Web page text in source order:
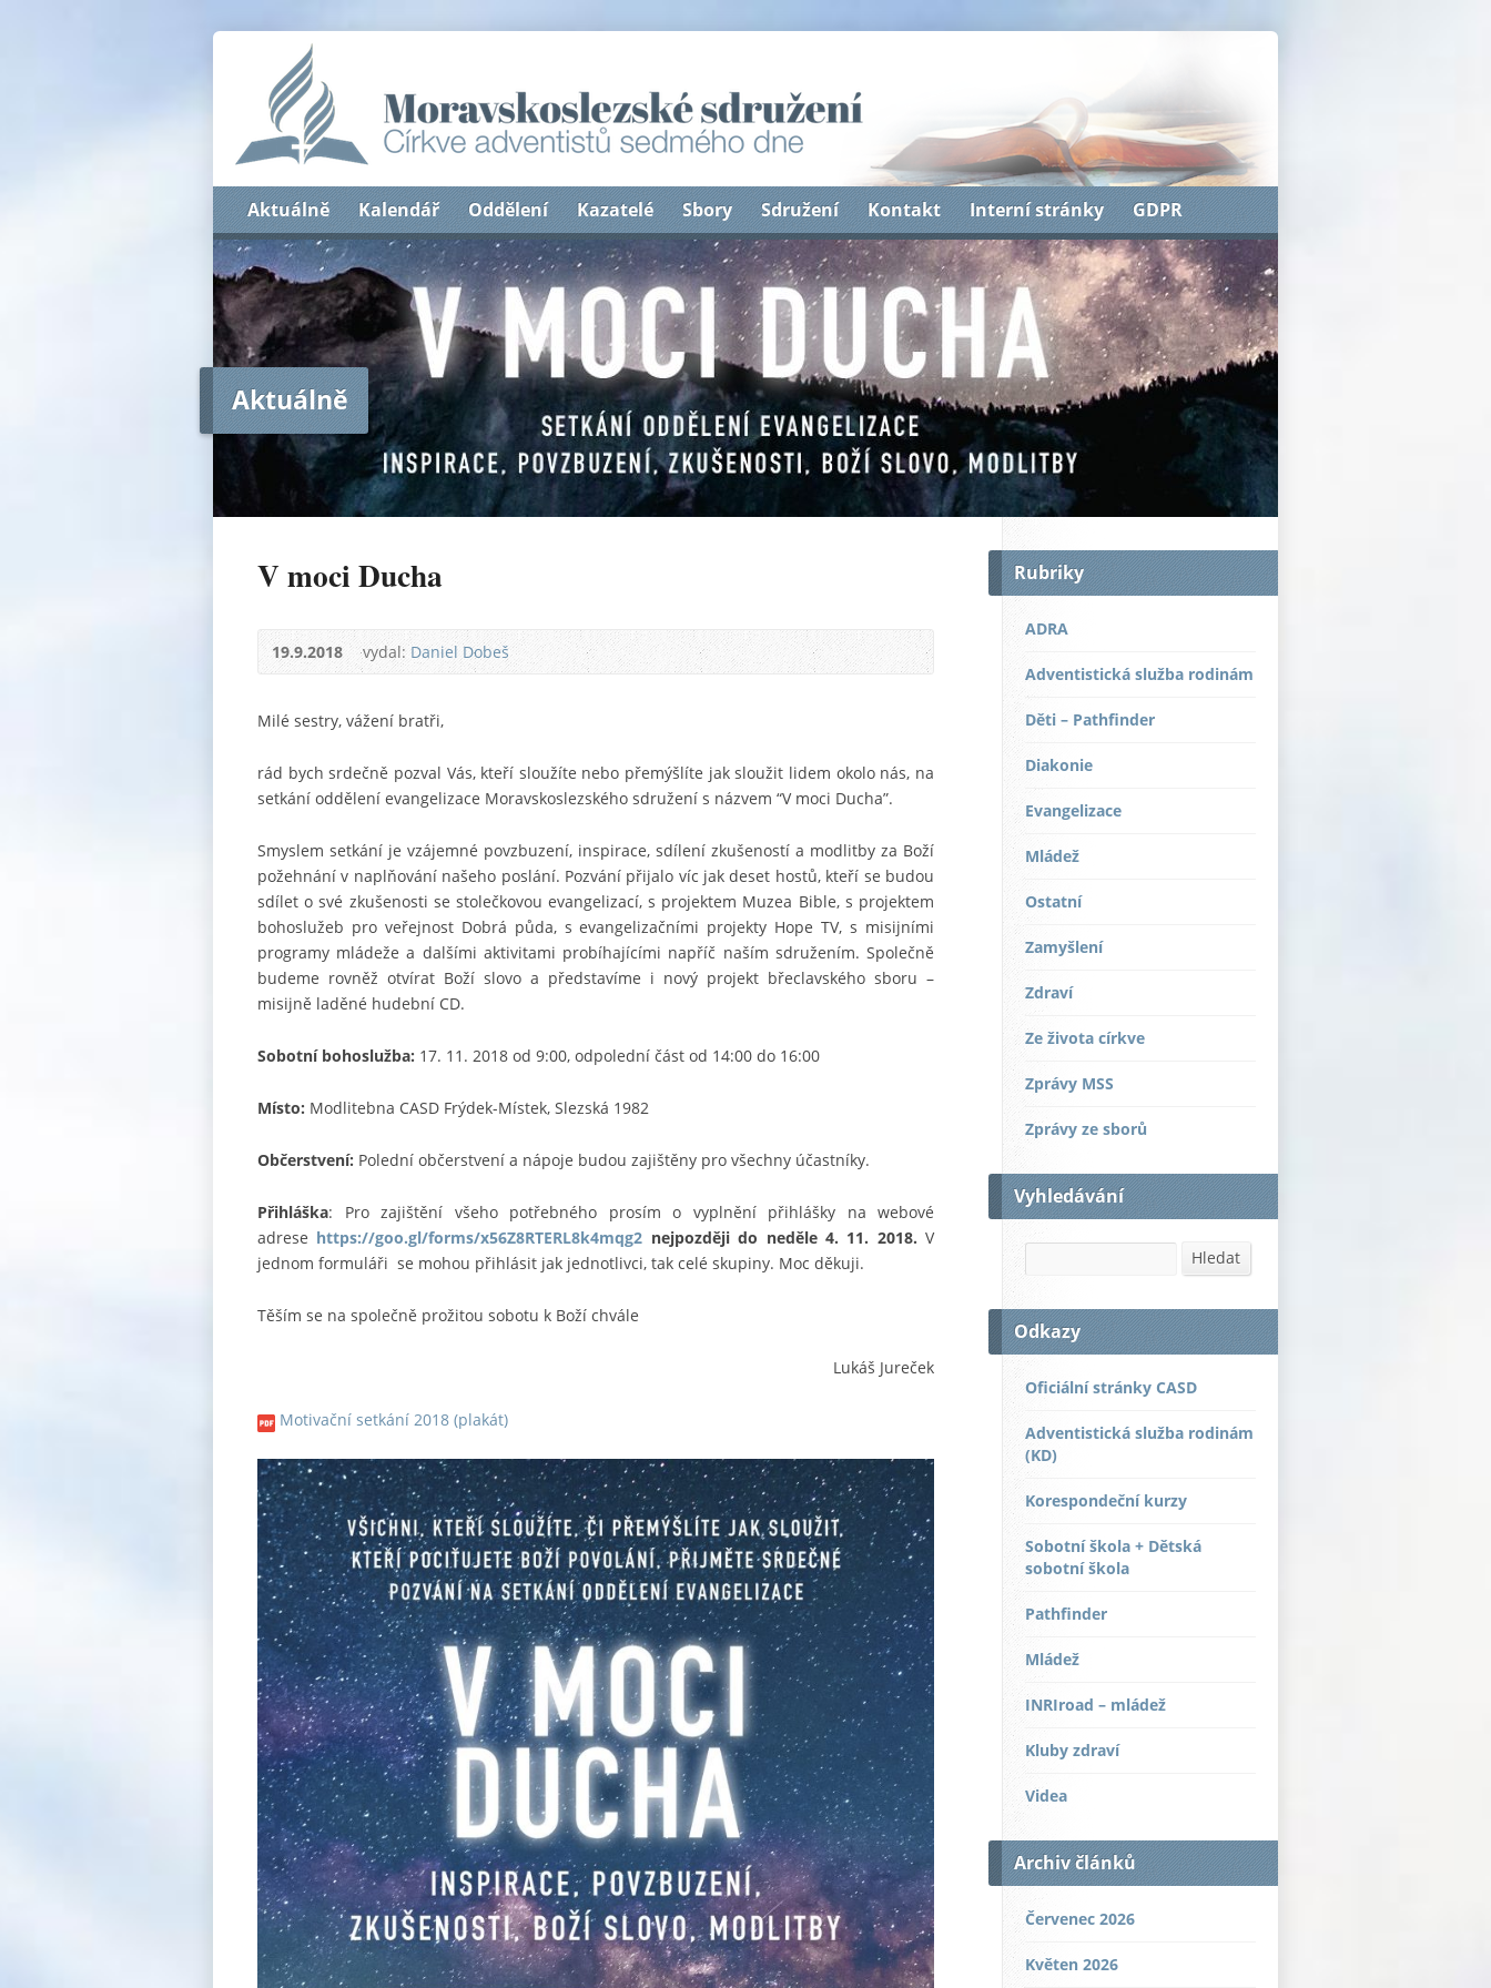
Aktuálně Kalendář Oddělení Kazatelé Sbory Sdružení Kontakt Interní stránky GDPR
Aktuálně
V moci Ducha
19.9.2018 vydal:Daniel Dobeš
Milé sestry, vážení bratři,
rád bych srdečně pozval Vás, kteří sloužíte nebo přemýšlíte jak sloužit lidem okolo nás, na
setkání oddělení evangelizace Moravskoslezského sdružení s názvem “V moci Ducha”.
Smyslem setkání je vzájemné povzbuzení, inspirace, sdílení zkušeností a modlitby za Boží
požehnání v naplňování našeho poslání. Pozvání přijalo víc jak deset hostů, kteří se budou
sdílet o své zkušenosti se stolečkovou evangelizací, s projektem Muzea Bible, s projektem
bohoslužeb pro veřejnost Dobrá půda, s evangelizačními projekty Hope TV, s misijními
programy mládeže a dalšími aktivitami probíhajícími napříč naším sdružením. Společně
budeme rovněž otvírat Boží slovo a představíme i nový projekt břeclavského sboru –
misijně laděné hudební CD.
Sobotní bohoslužba: 17. 11. 2018 od 9:00, odpolední část od 14:00 do 16:00
Místo: Modlitebna CASD Frýdek-Místek, Slezská 1982
Občerstvení: Polední občerstvení a nápoje budou zajištěny pro všechny účastníky.
Přihláška: Pro zajištění všeho potřebného prosím o vyplnění přihlášky na webové
adrese https://goo.gl/forms/x56Z8RTERL8k4mqg2 nejpozději do neděle 4. 11. 2018. V
jednom formuláři se mohou přihlásit jak jednotlivci, tak celé skupiny. Moc děkuji.
Těším se na společně prožitou sobotu k Boží chvále
Lukáš Jureček
Motivační setkání 2018 (plakát)
Rubriky
ADRA
Adventistická služba rodinám
Děti – Pathfinder
Diakonie
Evangelizace
Mládež
Ostatní
Zamyšlení
Zdraví
Ze života církve
Zprávy MSS
Zprávy ze sborů
Vyhledávání
Hledat
Odkazy
Oficiální stránky CASD
Adventistická služba rodinám
(KD)
Korespondeční kurzy
Sobotní škola + Dětská
sobotní škola
Pathfinder
Mládež
INRIroad – mládež
Kluby zdraví
Videa
Archiv článků
Červenec 2026
Květen 2026